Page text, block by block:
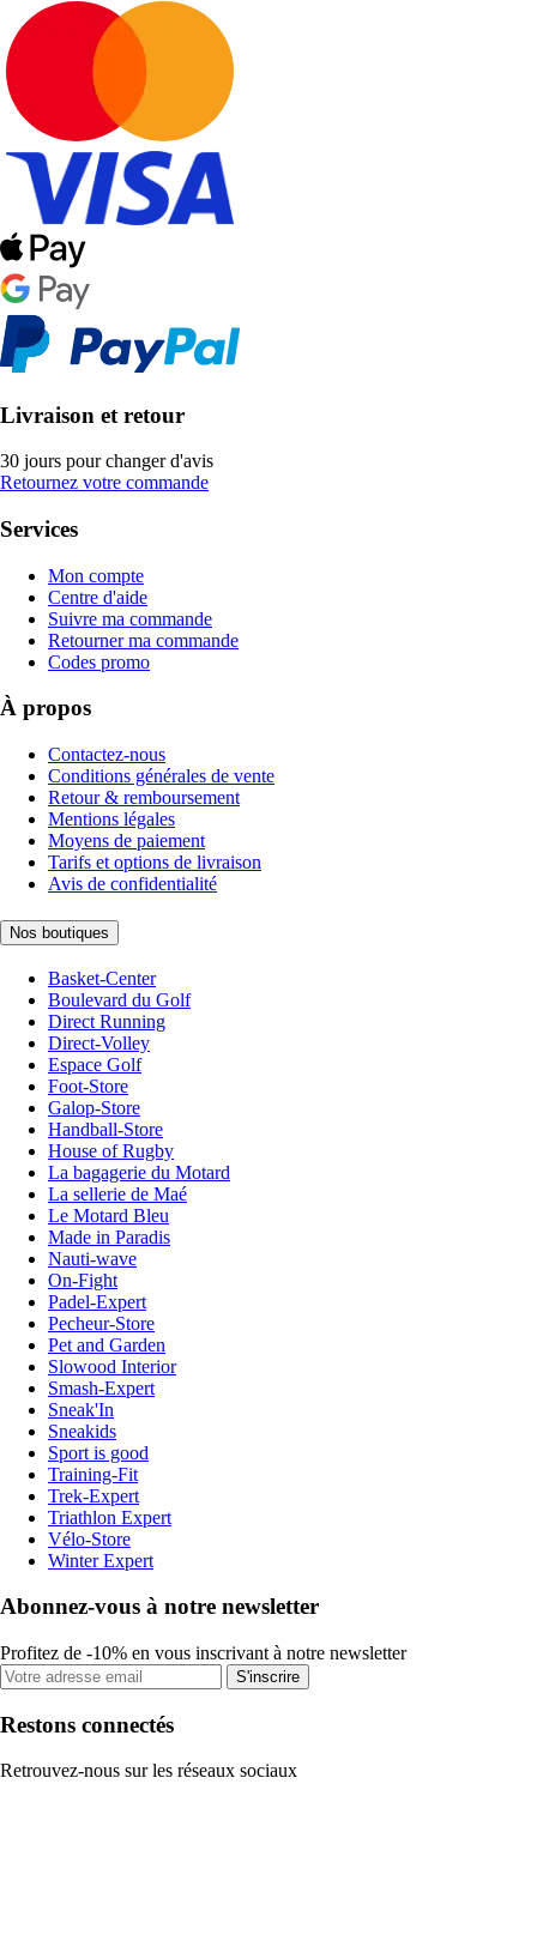
Livraison et retour
30 jours pour changer d'avis
Retournez votre commande
Services
Mon compte
Centre d'aide
Suivre ma commande
Retourner ma commande
Codes promo
À propos
Contactez-nous
Conditions générales de vente
Retour & remboursement
Mentions légales
Moyens de paiement
Tarifs et options de livraison
Avis de confidentialité
Nos boutiques
Basket-Center
Boulevard du Golf
Direct Running
Direct-Volley
Espace Golf
Foot-Store
Galop-Store
Handball-Store
House of Rugby
La bagagerie du Motard
La sellerie de Maé
Le Motard Bleu
Made in Paradis
Nauti-wave
On-Fight
Padel-Expert
Pecheur-Store
Pet and Garden
Slowood Interior
Smash-Expert
Sneak'In
Sneakids
Sport is good
Training-Fit
Trek-Expert
Triathlon Expert
Vélo-Store
Winter Expert
Abonnez-vous à notre newsletter
Profitez de -10% en vous inscrivant à notre newsletter
S'inscrire
Restons connectés
Retrouvez-nous sur les réseaux sociaux